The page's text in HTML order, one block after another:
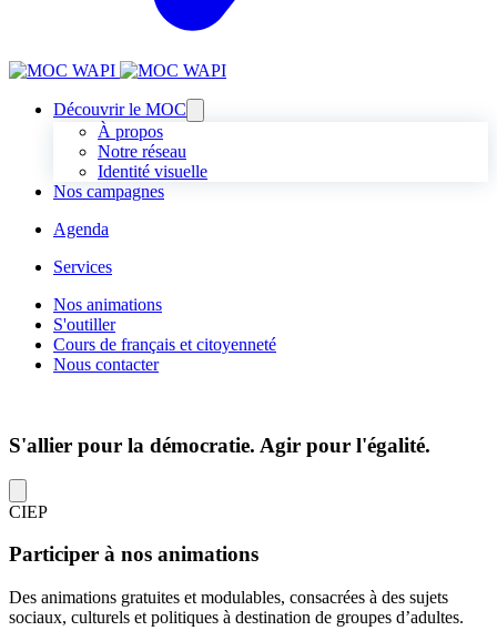
Découvrir le MOC
À propos
Notre réseau
Identité visuelle
Nos campagnes
Agenda
Services
Nos animations
S'outiller
Cours de français et citoyenneté
Nous contacter
S'allier pour la démocratie. Agir pour l'égalité.
CIEP
Participer à nos animations
Des animations gratuites et modulables, consacrées à des sujets
sociaux, culturels et politiques à destination de groupes d’adultes.